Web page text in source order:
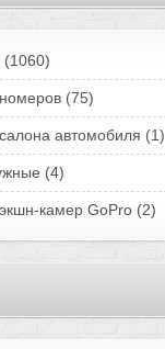
(1060)
(75)
автомобиля (1)
(4)
камер GoPro (2)